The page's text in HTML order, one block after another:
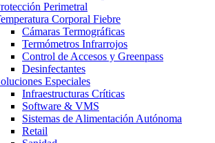
Perimetral
Corporal Fiebre
Cámaras Termográficas
Termómetros Infrarrojos
Control de Accesos y Greenpass
Desinfectantes
Especiales
Infraestructuras Críticas
Software & VMS
Sistemas de Alimentación Autónoma
Retail